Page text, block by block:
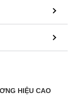
HIỆU CAO